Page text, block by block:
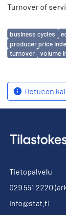
Turnover of
Avainsanat
business cycles
producer price
turnover
volume
Tietueen
Tietopalvelu
029 551 2220
info@stat.fi